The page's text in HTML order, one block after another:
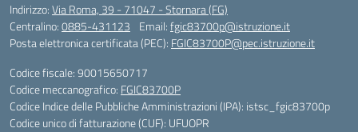
Indirizzo:Via Roma, 39 - 71047 - Stornara (FG)
Centralino:0885-431123 Email:fgic83700p@istruzione.it
Posta elettronica certificata (PEC): FGIC83700P@pec.istruzione.it
Codice fiscale: 90015650717
Codice meccanografico: FGIC83700P
Codice Indice delle Pubbliche Amministrazioni (IPA): istsc_fgic83700p
Codice unico di fatturazione (CUF): UFUOPR